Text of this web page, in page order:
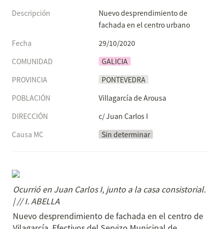
Descripción
Nuevo desprendimiento de
fachada en el centro urbano
Fecha
29/10/2020
COMUNIDAD
GALICIA
PROVINCIA
PONTEVEDRA
POBLACIÓN
Villagarcía de Arousa
DIRECCIÓN
c/ Juan Carlos I
Causa MC
Sin determinar
Ocurrió en Juan Carlos I, junto a la casa consistorial.
| // I. ABELLA
Nuevo desprendimiento de fachada en el centro de